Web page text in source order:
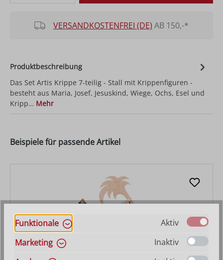
VERSANDKOSTENFREI (DE) AB 150,-*
Produktbeschreibung
Das Set Artis Krippe 7-teilig - Stall mit Krippenfiguren -
besteht aus Maria, Josef, Jesuskind, Wiege, Ochs, Esel und
Kripp… Mehr
Beispiele für passende Artikel
Funktionale
Aktiv
Marketing
Inaktiv